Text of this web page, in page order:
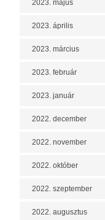
2023. május
2023. április
2023. március
2023. február
2023. január
2022. december
2022. november
2022. október
2022. szeptember
2022. augusztus